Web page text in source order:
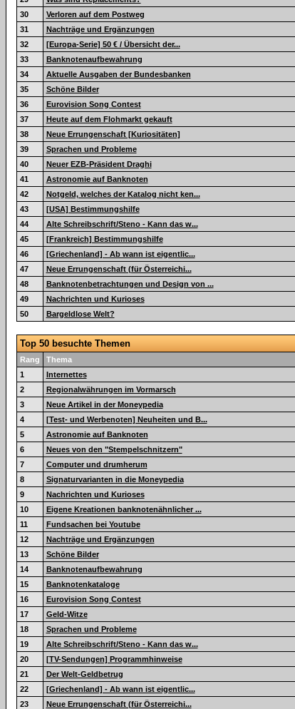
30
Verloren auf dem Postweg
31
Nachträge und Ergänzungen
32
[Europa-Serie] 50 € / Übersicht der...
33
Banknotenaufbewahrung
34
Aktuelle Ausgaben der Bundesbanken
35
Schöne Bilder
36
Eurovision Song Contest
37
Heute auf dem Flohmarkt gekauft
38
Neue Errungenschaft [Kuriositäten]
39
Sprachen und Probleme
40
Neuer EZB-Präsident Draghi
41
Astronomie auf Banknoten
42
Notgeld, welches der Katalog nicht ken...
43
[USA] Bestimmungshilfe
44
Alte Schreibschrift/Steno - Kann das w...
45
[Frankreich] Bestimmungshilfe
46
[Griechenland] - Ab wann ist eigentlic...
47
Neue Errungenschaft (für Österreichi...
48
Banknotenbetrachtungen und Design von ...
49
Nachrichten und Kurioses
50
Bargeldlose Welt?
Top 50 besuchte Themen
Rang Thema
1
Internettes
2
Regionalwährungen im Vormarsch
3
Neue Artikel in der Moneypedia
4
[Test- und Werbenoten] Neuheiten und B...
5
Astronomie auf Banknoten
6
Neues von den "Stempelschnitzern"
7
Computer und drumherum
8
Signaturvarianten in die Moneypedia
9
Nachrichten und Kurioses
10
Eigene Kreationen banknotenähnlicher ...
11
Fundsachen bei Youtube
12
Nachträge und Ergänzungen
13
Schöne Bilder
14
Banknotenaufbewahrung
15
Banknotenkataloge
16
Eurovision Song Contest
17
Geld-Witze
18
Sprachen und Probleme
19
Alte Schreibschrift/Steno - Kann das w...
20
[TV-Sendungen] Programmhinweise
21
Der Welt-Geldbetrug
22
[Griechenland] - Ab wann ist eigentlic...
23
Neue Errungenschaft (für Österreichi...